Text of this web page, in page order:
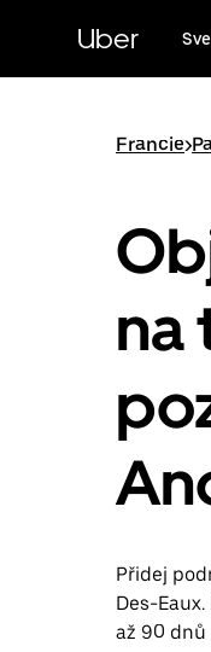
obsah
Uber
Francie>
na
Přidej
Des-
až 90